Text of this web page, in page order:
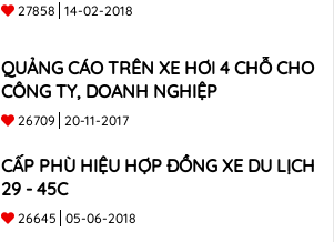
27858 14-02-2018
QUẢNG CÁO TRÊN XE HƠI 4 CHỖ CHO
CÔNG TY, DOANH NGHIỆP
26709 20-11-2017
CẤP PHÙ HIỆU HỢP ĐỒNG XE DU LỊCH
29 - 45C
26645 05-06-2018